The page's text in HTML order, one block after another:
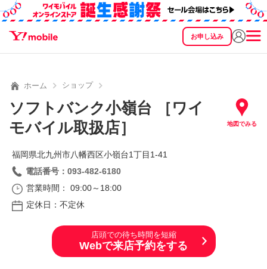
お申し込み
SEARCH
ホーム ショップ
ソフトバンク小嶺台 ［ワイ
モバイル取扱店］
地図でみる
福岡県北九州市八幡西区小嶺台1丁目1‐41
電話番号：093-482-6180
営業時間： 09:00～18:00
定休日：不定休
店頭での待ち時間を短縮
Webで来店予約をする